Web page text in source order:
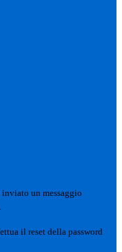
inviato un messaggio
il reset della password